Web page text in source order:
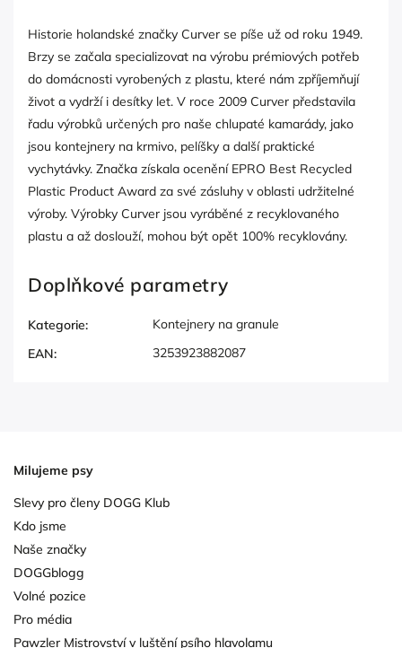
Historie holandské značky Curver se píše už od roku 1949.
Brzy se začala specializovat na výrobu prémiových potřeb
do domácnosti vyrobených z plastu, které nám zpříjemňují
život a vydrží i desítky let. V roce 2009 Curver představila
řadu výrobků určených pro naše chlupaté kamarády, jako
jsou kontejnery na krmivo, pelíšky a další praktické
vychytávky. Značka získala ocenění EPRO Best Recycled
Plastic Product Award za své zásluhy v oblasti udržitelné
výroby. Výrobky Curver jsou vyráběné z recyklovaného
plastu a až doslouží, mohou být opět 100% recyklovány.
Doplňkové parametry
Kategorie:
Kontejnery na granule
EAN: 3253923882087
Milujeme psy
Slevy pro členy DOGG Klub
Kdo jsme
Naše značky
DOGGblogg
Volné pozice
Pro média
Pawzler Mistrovství v luštění psího hlavolamu